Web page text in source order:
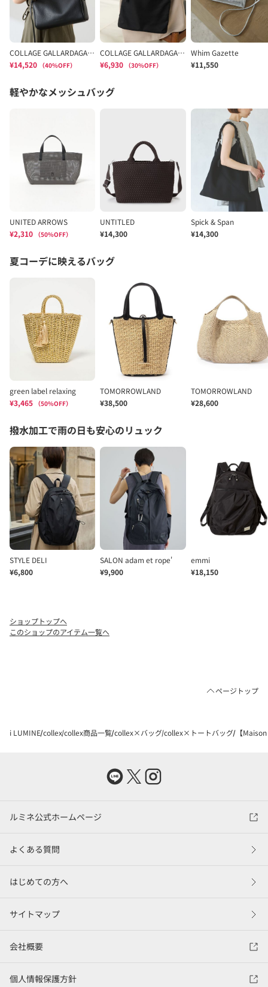
ショップトップへ
このショップのアイテム一覧へ
ページトップ
i LUMINE collex collex商品一覧 collex×バッグ collex×トートバッグ 【
ルミネ公式ホームページ
よくある質問
はじめての方へ
サイトマップ
会社概要
個人情報保護方針